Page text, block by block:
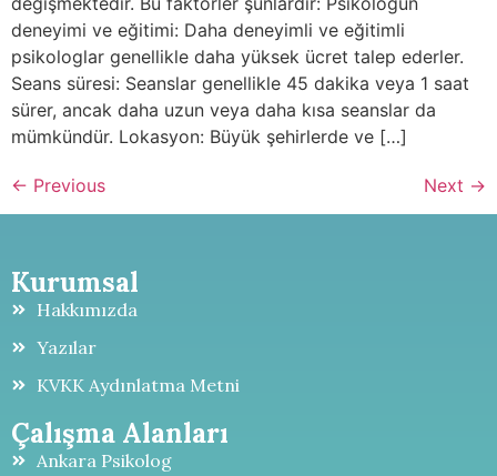
deneyimi ve eğitimi: Daha deneyimli ve eğitimli
psikologlar genellikle daha yüksek ücret talep ederler.
Seans süresi: Seanslar genellikle 45 dakika veya 1 saat
sürer, ancak daha uzun veya daha kısa seanslar da
mümkündür. Lokasyon: Büyük şehirlerde ve […]
← Previous Next →
Kurumsal
Hakkımızda
Yazılar
KVKK Aydınlatma Metni
Çalışma Alanları
Ankara Psikolog